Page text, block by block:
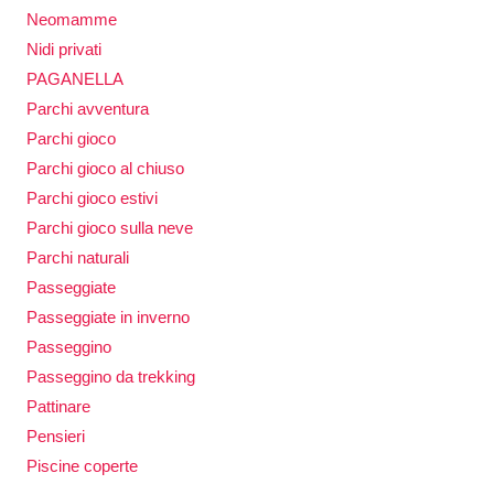
Neomamme
Nidi privati
PAGANELLA
Parchi avventura
Parchi gioco
Parchi gioco al chiuso
Parchi gioco estivi
Parchi gioco sulla neve
Parchi naturali
Passeggiate
Passeggiate in inverno
Passeggino
Passeggino da trekking
Pattinare
Pensieri
Piscine coperte